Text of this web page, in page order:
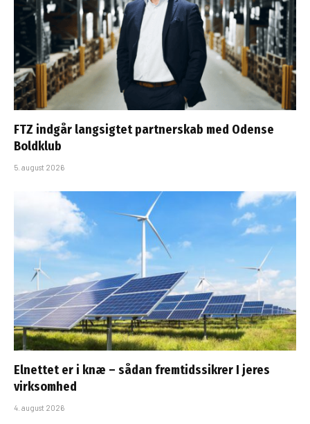
FTZ indgår langsigtet partnerskab med Odense
Boldklub
5. august 2026
Elnettet er i knæ – sådan fremtidssikrer I jeres
virksomhed
4. august 2026